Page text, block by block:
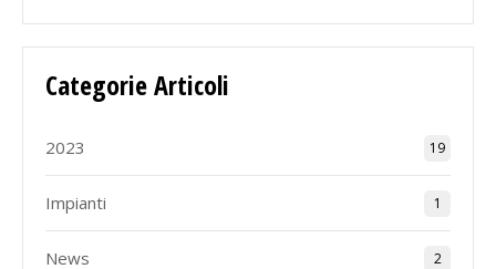
Categorie Articoli
2023 19
Impianti 1
News 2